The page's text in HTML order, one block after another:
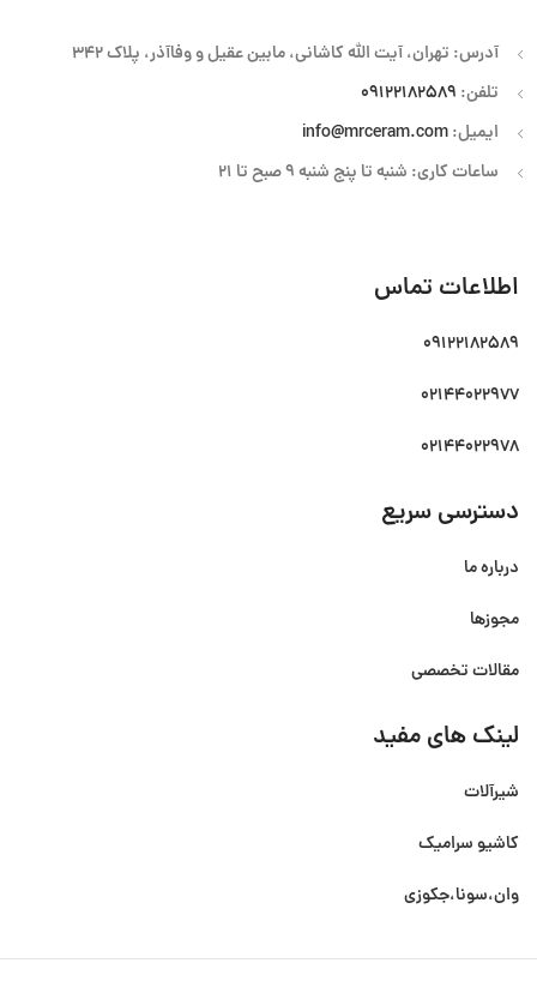
آدرس: تهران، آیت الله کاشانی، مابین عقیل و وفاآذر، پلاک 342
تلفن: 09122182589
ایمیل:info@mrceram.com
ساعات کاری: شنبه تا پنج شنبه 9 صبح تا 21
اطلاعات تماس
09122182589
02144022977
02144022978
دسترسی سریع
درباره ما
مجوزها
مقالات تخصصی
لینک های مفید
شیرآلات
کاشیو سرامیک
وان،سونا،جکوزی